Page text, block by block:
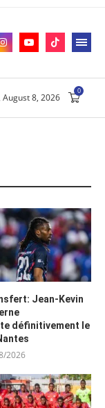
August 8, 2026
0
Jean-Kevin
définitivement le
2026